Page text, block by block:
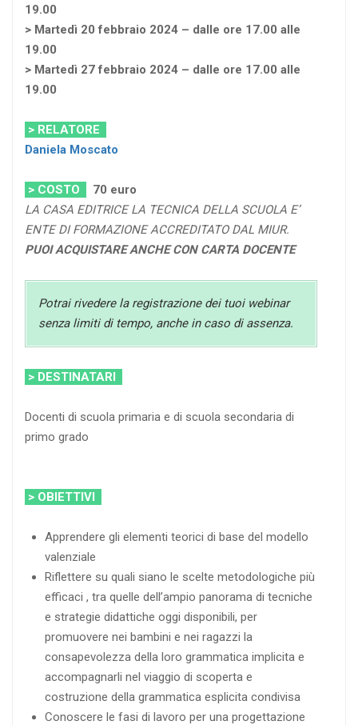
19.00
> Martedì 20 febbraio 2024 – dalle ore 17.00 alle
19.00
> Martedì 27 febbraio 2024 – dalle ore 17.00 alle
19.00
> RELATORE
Daniela Moscato
> COSTO 70 euro
LA CASA EDITRICE LA TECNICA DELLA SCUOLA E’
ENTE DI FORMAZIONE ACCREDITATO DAL MIUR.
PUOI ACQUISTARE ANCHE CON CARTA DOCENTE
Potrai rivedere la registrazione dei tuoi webinar
senza limiti di tempo, anche in caso di assenza.
> DESTINATARI
Docenti di scuola primaria e di scuola secondaria di
primo grado
> OBIETTIVI
Apprendere gli elementi teorici di base del modello
valenziale
Riflettere su quali siano le scelte metodologiche più
efficaci , tra quelle dell’ampio panorama di tecniche
e strategie didattiche oggi disponibili, per
promuovere nei bambini e nei ragazzi la
consapevolezza della loro grammatica implicita e
accompagnarli nel viaggio di scoperta e
costruzione della grammatica esplicita condivisa
Conoscere le fasi di lavoro per una progettazione